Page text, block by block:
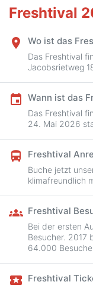
Freshtival
place Wo ist das
Das Freshtival
Jacobsrietweg
event Wann ist das
Das Freshtival
24. Mai 2026
directions_bus Freshtival
Buche jetzt
klimafreundlich
groups Freshtival
Bei der ersten
Besucher. 2017
64.000
local_activity Freshtival